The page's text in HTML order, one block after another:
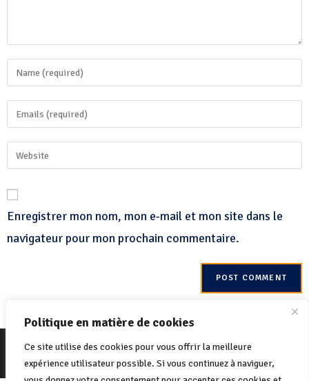
Politique en matière de cookies
Ce site utilise des cookies pour vous offrir la meilleure
expérience utilisateur possible. Si vous continuez à naviguer,
Enregistrer mon nom, mon e-mail et mon site dans le
navigateur pour mon prochain commentaire.
© 2022 Net-One.org Tous les droits sont réservés. Site de
Politique de cookies
Politique de confidentialité